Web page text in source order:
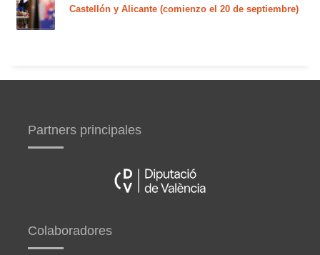
Castellón y Alicante (comienzo el 20 de septiembre)
Partners principales
Colaboradores